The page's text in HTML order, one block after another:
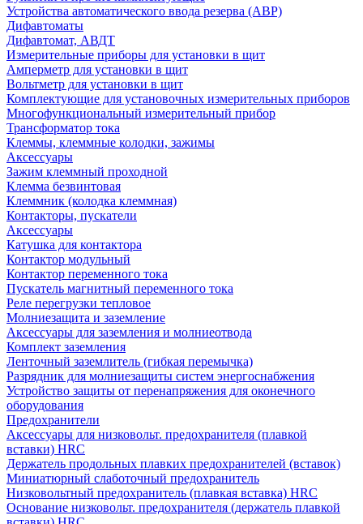
Устройства автоматического ввода резерва (АВР)
Дифавтоматы
Дифавтомат, АВДТ
Измерительные приборы для установки в щит
Амперметр для установки в щит
Вольтметр для установки в щит
Комплектующие для установочных измерительных приборов
Многофункциональный измерительный прибор
Трансформатор тока
Клеммы, клеммные колодки, зажимы
Аксессуары
Зажим клеммный проходной
Клемма безвинтовая
Клеммник (колодка клеммная)
Контакторы, пускатели
Аксессуары
Катушка для контактора
Контактор модульный
Контактор переменного тока
Пускатель магнитный переменного тока
Реле перегрузки тепловое
Молниезащита и заземление
Аксессуары для заземления и молниеотвода
Комплект заземления
Ленточный заземлитель (гибкая перемычка)
Разрядник для молниезащиты систем энергоснабжения
Устройство защиты от перенапряжения для оконечного
оборудования
Предохранители
Аксессуары для низковольт. предохранителя (плавкой
вставки) HRC
Держатель продольных плавких предохранителей (вставок)
Миниатюрный слаботочный предохранитель
Низковольтный предохранитель (плавкая вставка) HRC
Основание низковольт. предохранителя (держатель плавкой